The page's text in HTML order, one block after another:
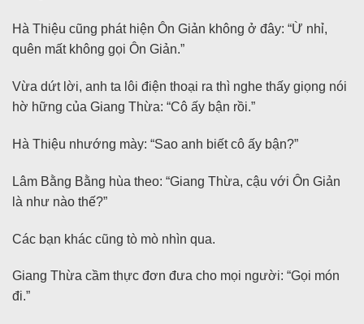
Hà Thiệu cũng phát hiện Ôn Giản không ở đây: “Ừ nhỉ,
quên mất không gọi Ôn Giản.”
Vừa dứt lời, anh ta lôi điện thoại ra thì nghe thấy giọng nói
hờ hững của Giang Thừa: “Cô ấy bận rồi.”
Hà Thiệu nhướng mày: “Sao anh biết cô ấy bận?”
Lâm Bằng Bằng hùa theo: “Giang Thừa, cậu với Ôn Giản
là như nào thế?”
Các bạn khác cũng tò mò nhìn qua.
Giang Thừa cầm thực đơn đưa cho mọi người: “Gọi món
đi.”